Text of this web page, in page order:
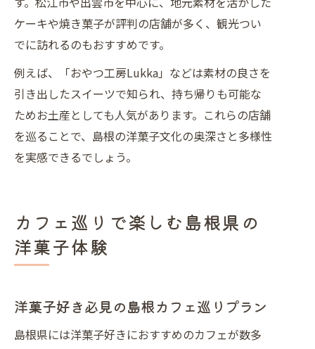
ケーキや焼き菓子が評判の店舗が多く、観光つい
でに訪れるのもおすすめです。
例えば、「おやつ工房Lukka」などは素材の良さを
引き出したスイーツで知られ、持ち帰りも可能な
ためお土産としても人気があります。これらの店舗
を巡ることで、島根の洋菓子文化の奥深さと多様性
を実感できるでしょう。
カフェ巡りで楽しむ島根県の
洋菓子体験
洋菓子好き必見の島根カフェ巡りプラン
島根県には洋菓子好きにおすすめのカフェが数多